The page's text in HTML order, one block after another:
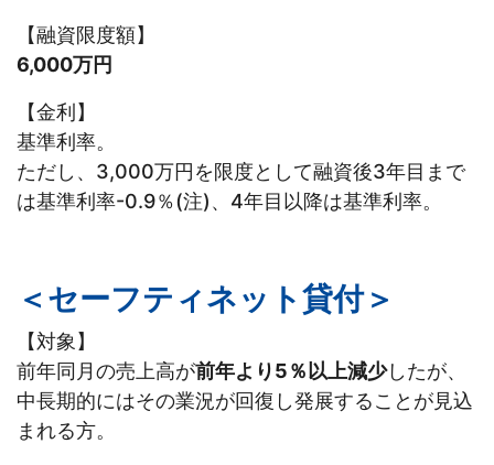
【融資限度額】
6,000万円
【金利】
基準利率。
ただし、3,000万円を限度として融資後3年目まで
は基準利率-0.9％(注)、4年目以降は基準利率。
＜セーフティネット貸付＞
【対象】
前年同月の売上高が前年より5％以上減少したが、
中長期的にはその業況が回復し発展することが見込
まれる方。